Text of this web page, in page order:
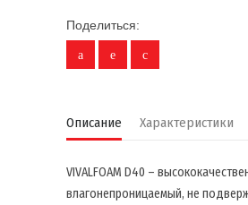
Поделиться:
Описание Характеристики
VIVALFOAM D40 –
влагонепроницаемый, не